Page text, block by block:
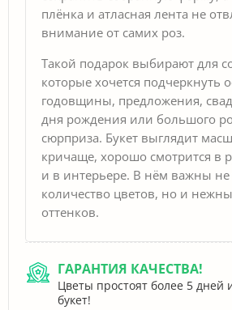
плёнка и атласная лента не
внимание от самих роз.
Такой подарок выбирают для
которые хочется подчеркнуть
годовщины, предложения,
дня рождения или большого
сюрприза. Букет выглядит
кричаще, хорошо смотрится в
и в интерьере. В нём важны не
количество цветов, но и
оттенков.
ГАРАНТИЯ КАЧЕСТВА!
Цветы простоят более 5
букет!